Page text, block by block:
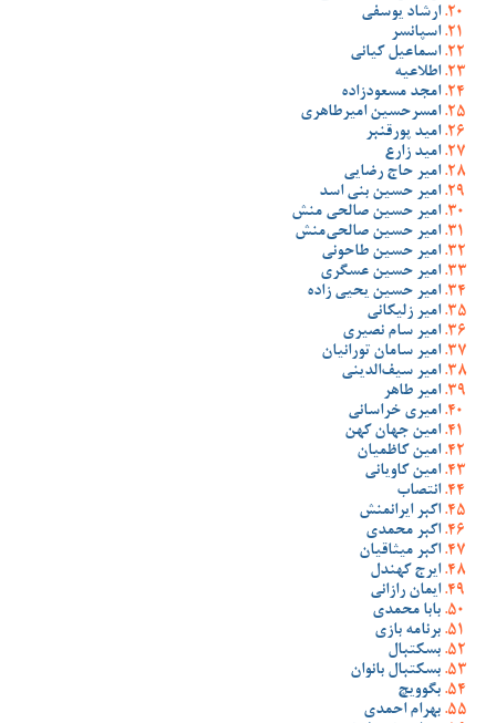
ارشاد یوسفی
اسپانسر
اسماعیل کیانی
اطلاعیه
امجد مسعودزاده
امسرحسین امیرطاهری
امید پورقنبر
امید زارع
امیر حاج رضایی
امیر حسین بنی اسد
امیر حسین صالحی منش
امیر حسین صالحی‌منش
امیر حسین طاحونی
امیر حسین عسگری
امیر حسین یحیی زاده
امیر زلیکانی
امیر سام نصیری
امیر سامان تورانیان
امیر سیف‌الدینی
امیر طاهر
امیری خراسانی
امین جهان کهن
امین کاظمیان
امین کاویانی
انتصاب
اکبر ایرانمنش
اکبر محمدی
اکبر میثاقیان
ایرج کهندل
ایمان رازانی
بابا محمدی
برنامه بازی
بسکتبال
بسکتبال بانوان
بگوویچ
بهرام احمدی